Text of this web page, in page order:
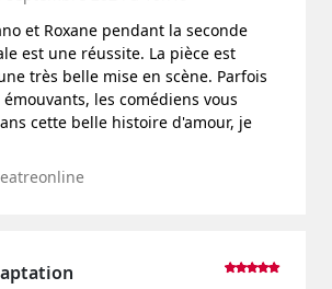
et Roxane pendant la seconde
est une réussite. La pièce est
très belle mise en scène. Parfois
les comédiens vous
cette belle histoire d'amour, je